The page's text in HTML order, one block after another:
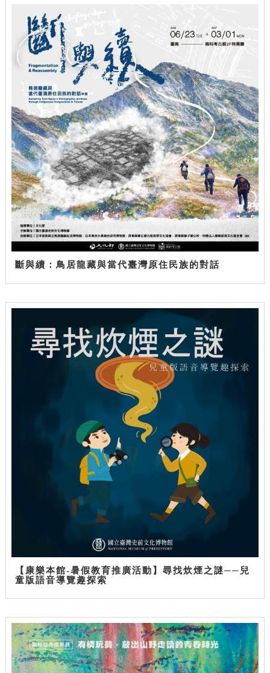
斷與續：鳥居龍藏與當代臺灣原住民族的對話
【康樂本館-暑假教育推廣活動】尋找炊煙之謎──兒
童版語音導覽趣探索